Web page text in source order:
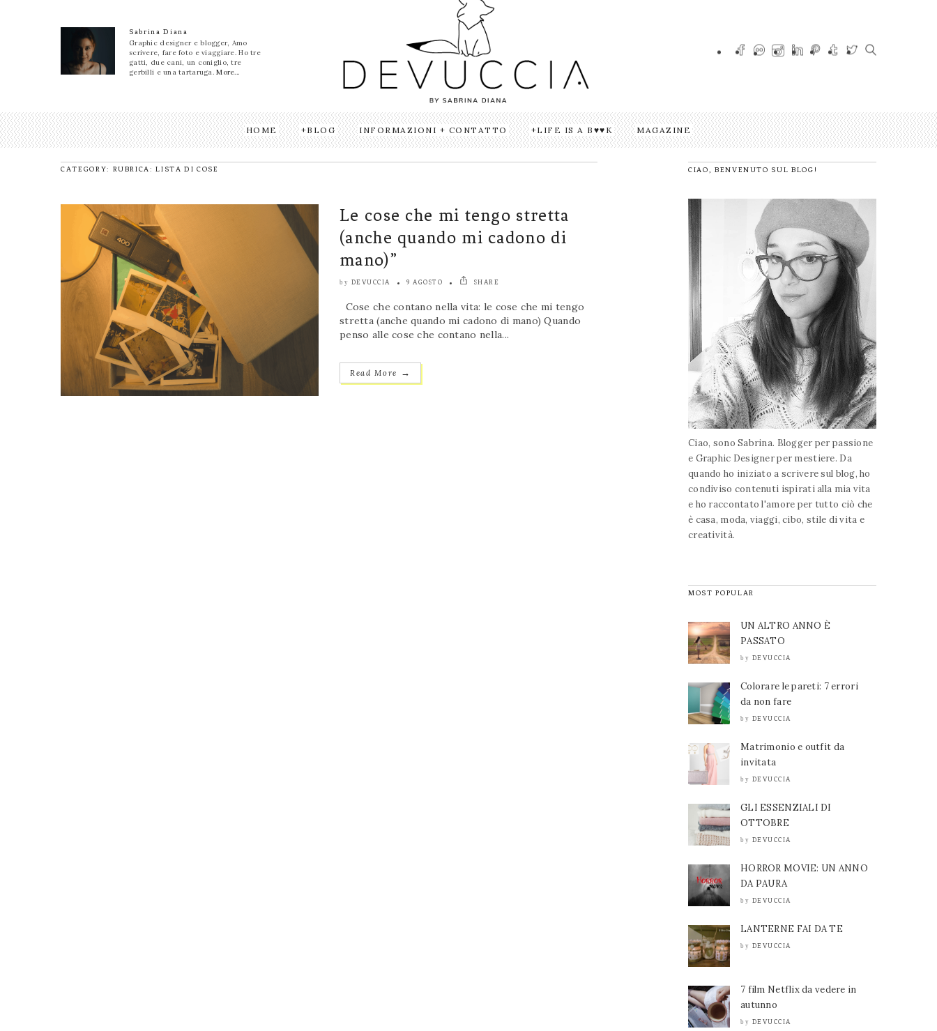
Sabrina Diana
Graphic designer e blogger, Amo
scrivere, fare foto e viaggiare. Ho tre
gatti, due cani, un coniglio, tre
gerbilli e una tartaruga.More...
HOME BLOG INFORMAZIONI + CONTATTO LIFE IS A B♥♥K MAGAZINE
CATEGORY: RUBRICA: LISTA DI COSE
Le cose che mi tengo stretta
(anche quando mi cadono di
mano)”
by DEVUCCIA 9 AGOSTO SHARE
Cose che contano nella vita: le cose che mi tengo
stretta (anche quando mi cadono di mano) Quando
penso alle cose che contano nella...
Read More →
CIAO, BENVENUTO SUL BLOG!
Ciao, sono Sabrina. Blogger per passione
e Graphic Designer per mestiere. Da
quando ho iniziato a scrivere sul blog, ho
condiviso contenuti ispirati alla mia vita
e ho raccontato l'amore per tutto ciò che
è casa, moda, viaggi, cibo, stile di vita e
creatività.
MOST POPULAR
UN ALTRO ANNO È
PASSATO
by DEVUCCIA
Colorare le pareti: 7 errori
da non fare
by DEVUCCIA
Matrimonio e outfit da
invitata
by DEVUCCIA
GLI ESSENZIALI DI
OTTOBRE
by DEVUCCIA
HORROR MOVIE: UN ANNO
DA PAURA
by DEVUCCIA
LANTERNE FAI DA TE
by DEVUCCIA
7 film Netflix da vedere in
autunno
by DEVUCCIA